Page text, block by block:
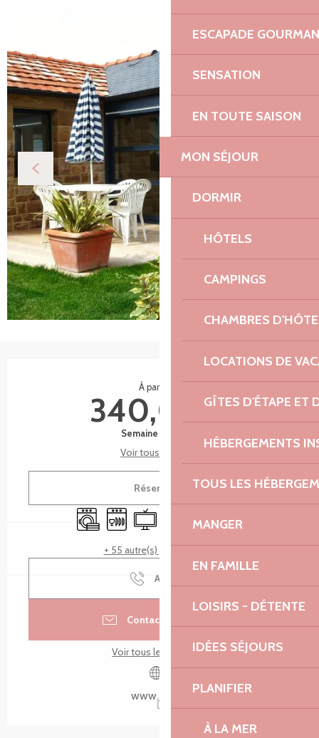
ESCAPADE
SENSATION
EN TOUTE SAISON
MON SÉJOUR
DORMIR
HÔTELS
CAMPINGS
CHAMBRES
LOCATIONS DE
GÎTES D'ÉTAPE ET
HÉBERGEMENTS
TOUS LES
MANGER
EN FAMILLE
LOISIRS - DÉTENTE
IDÉES SÉJOURS
PLANIFIER
À LA MER
À partir de
340,00 €
Semaine (meublé)
Voir tous les tarifs
Réserver
Lave lingeLave vaisselle
Télévision
+ 55 autre(s) prestation(s)
Appeler
Contacter par email
Voir tous les contacts
www.aylg.fr